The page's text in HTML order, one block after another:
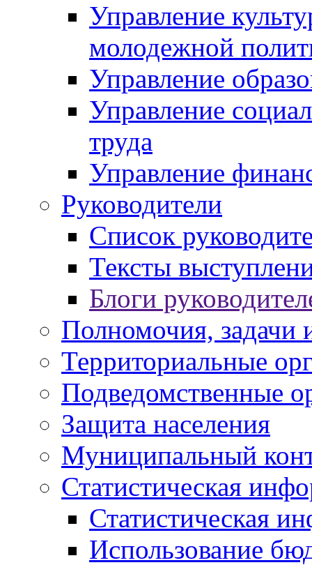
Управление
молодежной
Управление
Управление
труда
Управление
Руководители
Список
Тексты
Блоги
Полномочия, задачи
Территориальные
Подведомственные
Защита населения
Муниципальный
Статистическая
Статистическая
Использование